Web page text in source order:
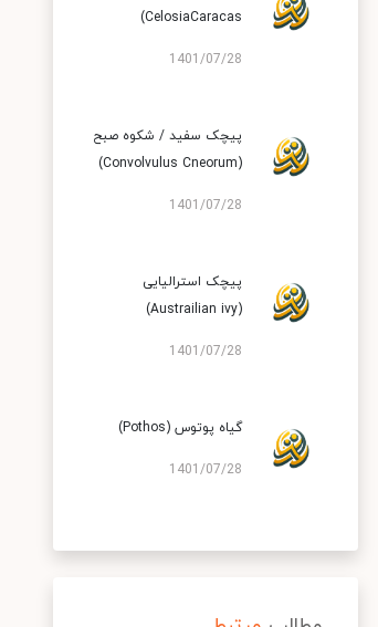
CelosiaCaracas)
1401/07/28
پیچک سفید / شکوه صبح
(Convolvulus Cneorum)
1401/07/28
پیچک استرالیایی
(Austrailian ivy)
1401/07/28
گیاه پوتوس (Pothos)
1401/07/28